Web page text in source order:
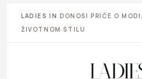
LADIES IN DONOSI PRIČE O
ŽIVOTNOM STILU